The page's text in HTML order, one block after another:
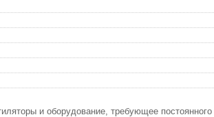
и оборудование, требующее